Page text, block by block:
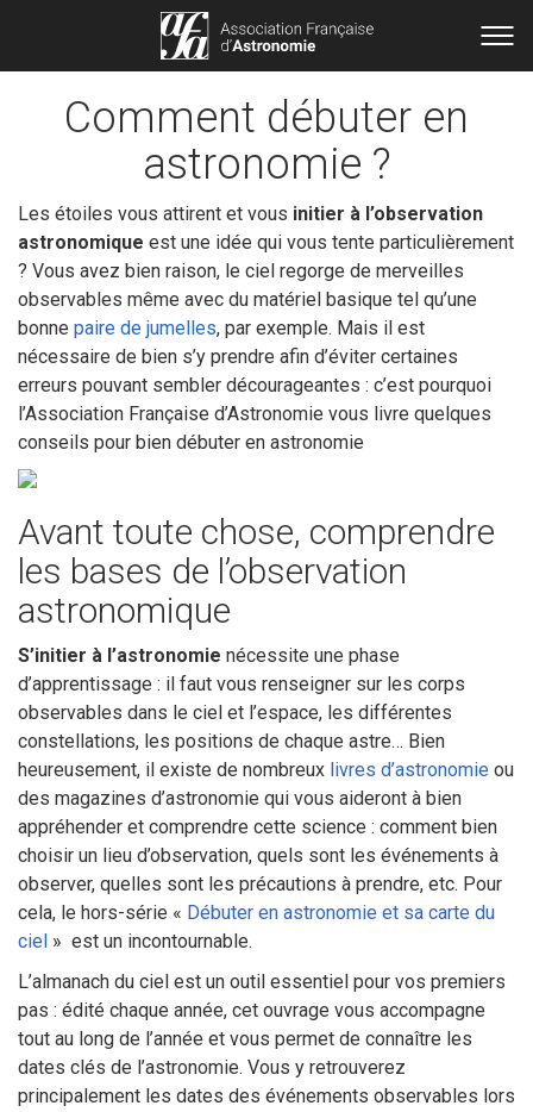
Comment débuter en
astronomie ?
Les étoiles vous attirent et vous initier à l’observation
astronomique est une idée qui vous tente particulièrement
? Vous avez bien raison, le ciel regorge de merveilles
observables même avec du matériel basique tel qu’une
bonne paire de jumelles, par exemple. Mais il est
nécessaire de bien s’y prendre afin d’éviter certaines
erreurs pouvant sembler décourageantes : c’est pourquoi
l’Association Française d’Astronomie vous livre quelques
conseils pour bien débuter en astronomie
Avant toute chose, comprendre
les bases de l’observation
astronomique
S’initier à l’astronomie nécessite une phase
d’apprentissage : il faut vous renseigner sur les corps
observables dans le ciel et l’espace, les différentes
constellations, les positions de chaque astre… Bien
heureusement, il existe de nombreux livres d’astronomie ou
des magazines d’astronomie qui vous aideront à bien
appréhender et comprendre cette science : comment bien
choisir un lieu d’observation, quels sont les événements à
observer, quelles sont les précautions à prendre, etc. Pour
cela, le hors-série « Débuter en astronomie et sa carte du
ciel » est un incontournable.
L’almanach du ciel est un outil essentiel pour vos premiers
pas : édité chaque année, cet ouvrage vous accompagne
tout au long de l’année et vous permet de connaître les
dates clés de l’astronomie. Vous y retrouverez
principalement les dates des événements observables lors